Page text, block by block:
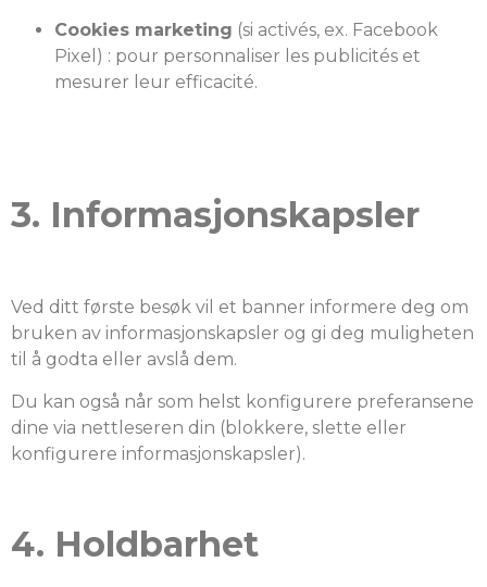
Cookies marketing (si activés, ex. Facebook
Pixel) : pour personnaliser les publicités et
mesurer leur efficacité.
3. Informasjonskapsler
Ved ditt første besøk vil et banner informere deg om
bruken av informasjonskapsler og gi deg muligheten
til å godta eller avslå dem.
Du kan også når som helst konfigurere preferansene
dine via nettleseren din (blokkere, slette eller
konfigurere informasjonskapsler).
4. Holdbarhet